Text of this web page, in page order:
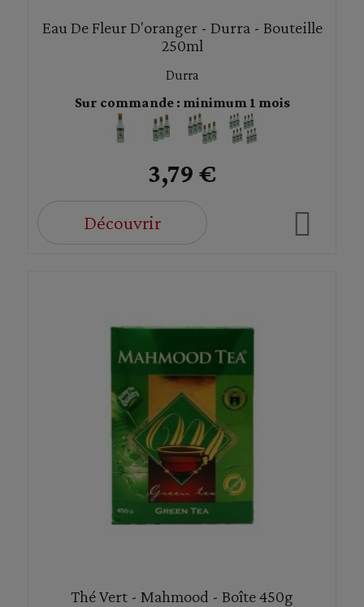
Eau De Fleur D'oranger - Durra - Bouteille
250ml
Durra
Sur commande : minimum 1 mois
3,79 €
Découvrir
Thé Vert - Mahmood - Boîte 450g